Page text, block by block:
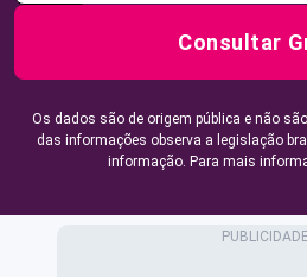
Consultar
Os dados são de origem pública e não
das informações observa a legislação
informação. Para mais